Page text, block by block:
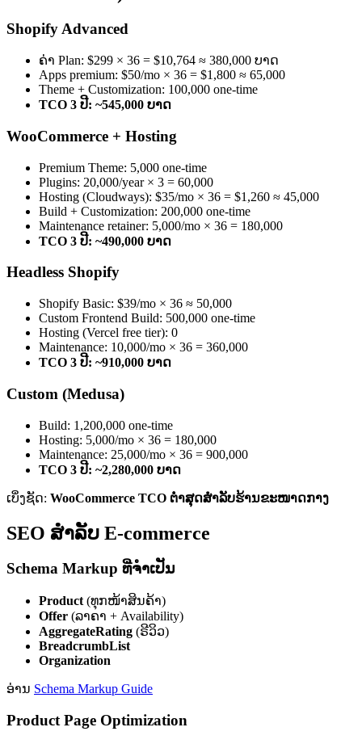
Shopify Advanced
ຄ່າ Plan: $299 × 36 = $10,764 ≈ 380,000 ບາດ
Apps premium: $50/mo × 36 = $1,800 ≈ 65,000
Theme + Customization: 100,000 one-time
TCO 3 ປີ: ~545,000 ບາດ
WooCommerce + Hosting
Premium Theme: 5,000 one-time
Plugins: 20,000/year × 3 = 60,000
Hosting (Cloudways): $35/mo × 36 = $1,260 ≈ 45,000
Build + Customization: 200,000 one-time
Maintenance retainer: 5,000/mo × 36 = 180,000
TCO 3 ປີ: ~490,000 ບາດ
Headless Shopify
Shopify Basic: $39/mo × 36 ≈ 50,000
Custom Frontend Build: 500,000 one-time
Hosting (Vercel free tier): 0
Maintenance: 10,000/mo × 36 = 360,000
TCO 3 ປີ: ~910,000 ບາດ
Custom (Medusa)
Build: 1,200,000 one-time
Hosting: 5,000/mo × 36 = 180,000
Maintenance: 25,000/mo × 36 = 900,000
TCO 3 ປີ: ~2,280,000 ບາດ
ເບິ່ງຊັດ: WooCommerce TCO ຕ່ຳສຸດສຳລັບຮ້ານຂະໜາດກາງ
SEO ສຳລັບ E-commerce
Schema Markup ທີ່ຈຳເປັນ
Product (ທຸກໜ້າສິນຄ້າ)
Offer (ລາຄາ + Availability)
AggregateRating (ຣີວິວ)
BreadcrumbList
Organization
ອ່ານ Schema Markup Guide
Product Page Optimization